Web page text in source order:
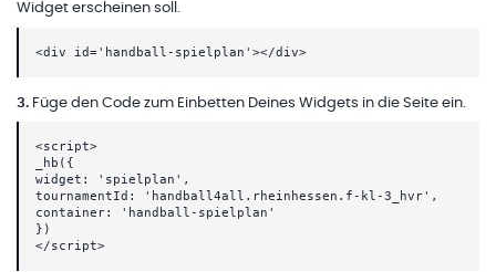
Widget erscheinen soll.
<div id='handball-spielplan'></div>
3. Füge den Code zum Einbetten Deines Widgets in die Seite ein.
<script>
_hb({
widget: 'spielplan',
tournamentId: 'handball4all.rheinhessen.f-kl-3_hvr',
container: 'handball-spielplan'
})
</script>